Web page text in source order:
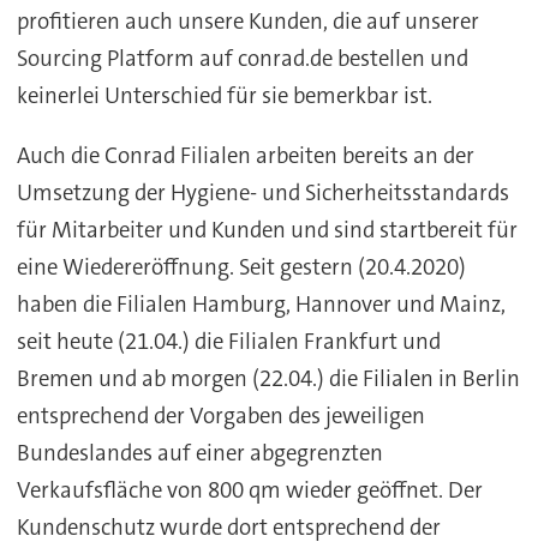
profitieren auch unsere Kunden, die auf unserer
Sourcing Platform auf conrad.de bestellen und
keinerlei Unterschied für sie bemerkbar ist.
Auch die Conrad Filialen arbeiten bereits an der
Umsetzung der Hygiene- und Sicherheitsstandards
für Mitarbeiter und Kunden und sind startbereit für
eine Wiedereröffnung. Seit gestern (20.4.2020)
haben die Filialen Hamburg, Hannover und Mainz,
seit heute (21.04.) die Filialen Frankfurt und
Bremen und ab morgen (22.04.) die Filialen in Berlin
entsprechend der Vorgaben des jeweiligen
Bundeslandes auf einer abgegrenzten
Verkaufsfläche von 800 qm wieder geöffnet. Der
Kundenschutz wurde dort entsprechend der